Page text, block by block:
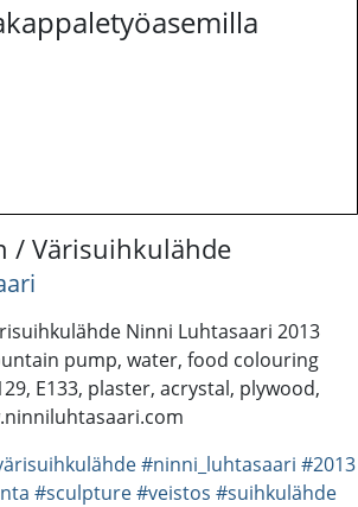
/ Värisuihkulähde
Ninni Luhtasaari 2013
pump, water, food colouring
E133, plaster, acrystal, plywood,
#ninni_luhtasaari #2013
#sculpture#veistos #suihkulähde